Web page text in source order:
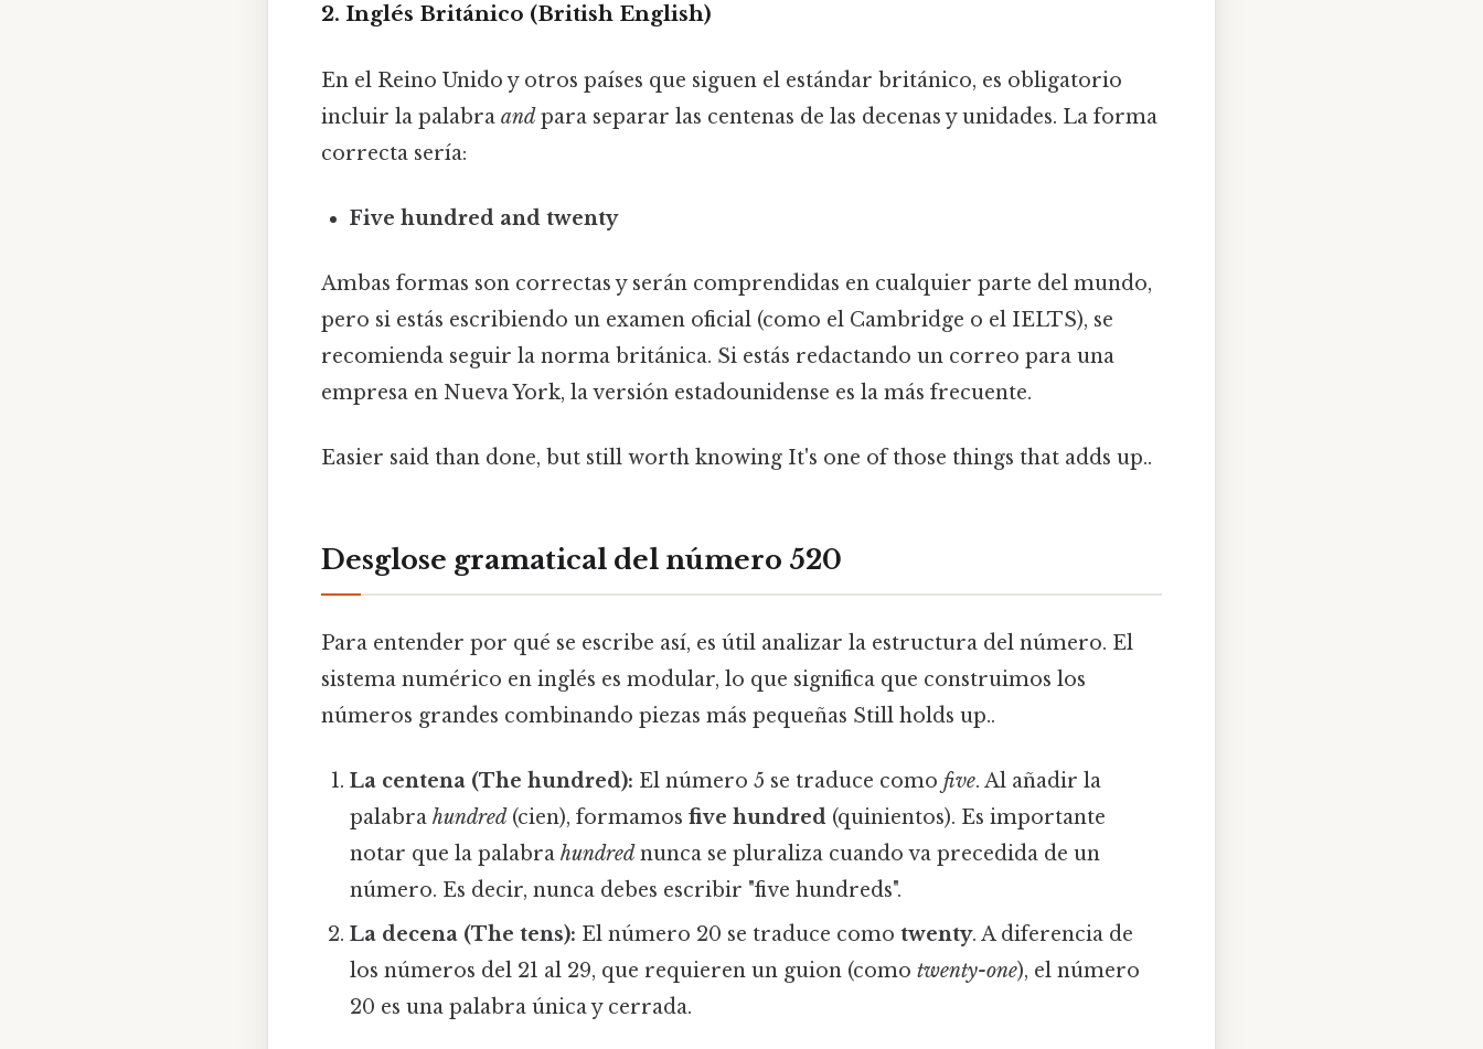
2. Inglés Británico (British English)
En el Reino Unido y otros países que siguen el estándar británico, es obligatorio
incluir la palabra and para separar las centenas de las decenas y unidades. La forma
correcta sería:
Five hundred and twenty
Ambas formas son correctas y serán comprendidas en cualquier parte del mundo,
pero si estás escribiendo un examen oficial (como el Cambridge o el IELTS), se
recomienda seguir la norma británica. Si estás redactando un correo para una
empresa en Nueva York, la versión estadounidense es la más frecuente.
Easier said than done, but still worth knowing It's one of those things that adds up..
Desglose gramatical del número 520
Para entender por qué se escribe así, es útil analizar la estructura del número. El
sistema numérico en inglés es modular, lo que significa que construimos los
números grandes combinando piezas más pequeñas Still holds up..
La centena (The hundred): El número 5 se traduce comofive. Al añadir la
palabrahundred (cien), formamosfive hundred (quinientos). Es importante
notar que la palabrahundred nunca se pluraliza cuando va precedida de un
número. Es decir, nunca debes escribir "five hundreds".
La decena (The tens): El número 20 se traduce comotwenty. A diferencia de
los números del 21 al 29, que requieren un guion (comotwenty-one), el número
20 es una palabra única y cerrada.